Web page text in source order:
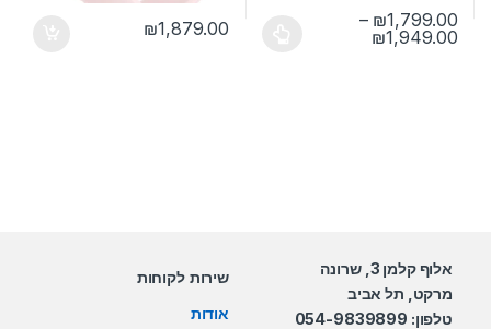
₪1,799.00
–
₪1,949.00 טווח מחירים: ⁦₪1,799.00⁩ עד ⁦₪1,949.00⁩
למוצר זה יש מספר סוגים. ניתן לבחור את האפשרויות בעמוד המוצר
₪1,879.00
אלוף קלמן 3, שרונה
מרקט, תל אביב
טלפון: 054-9839899
שירות לקוחות
אודות